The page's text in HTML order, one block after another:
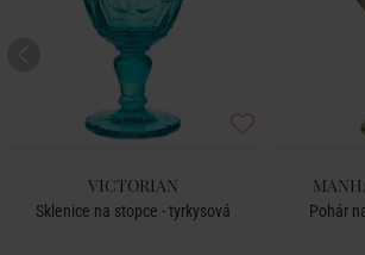
VICTORIAN
Sklenice na stopce - tyrkysová Pohár